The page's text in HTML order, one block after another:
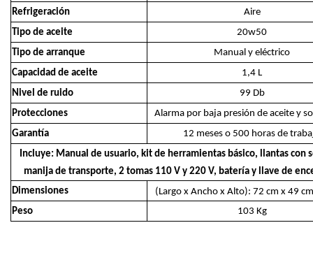
Refrigeración
Aire
Tipo de aceite
20w50
Tipo de arranque
Manual y eléctrico
Capacidad de aceite
1,4 L
Nivel de ruido
99 Db
Protecciones
Alarma por baja presión de aceite y
Garantía
12 meses o 500 horas de
Incluye: Manual de usuario, kit de herramientas básico, llantas con
manija de transporte, 2 tomas 110 V y 220 V, batería y llave de
Dimensiones
(Largo x Ancho x Alto): 72 cm x 49
Peso
103 Kg